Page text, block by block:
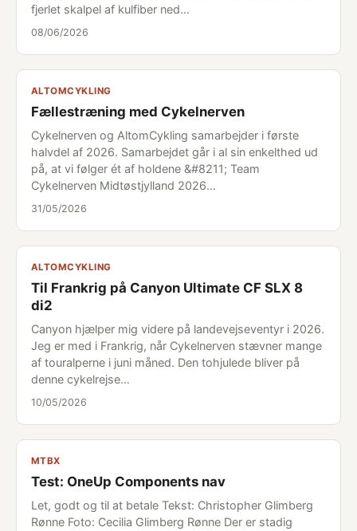
fjerlet skalpel af kulfiber ned…
08/06/2026
ALTOMCYKLING
Fællestræning med Cykelnerven
Cykelnerven og AltomCykling samarbejder i første
halvdel af 2026. Samarbejdet går i al sin enkelthed ud
på, at vi følger ét af holdene &#8211; Team
Cykelnerven Midtøstjylland 2026…
31/05/2026
ALTOMCYKLING
Til Frankrig på Canyon Ultimate CF SLX 8
di2
Canyon hjælper mig videre på landevejseventyr i 2026.
Jeg er med i Frankrig, når Cykelnerven stævner mange
af touralperne i juni måned. Den tohjulede bliver på
denne cykelrejse…
10/05/2026
MTBX
Test: OneUp Components nav
Let, godt og til at betale Tekst: Christopher Glimberg
Rønne Foto: Cecilia Glimberg Rønne Der er stadig